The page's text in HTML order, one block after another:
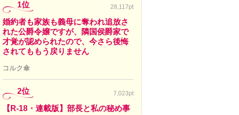
1位 28,117pt
婚約者も家族も義母に奪われ追放さ
れた公爵令嬢ですが、隣国侯爵家で
才覚が認められたので、今さら後悔
されてももう戻りません
コルク傘
2位 7,023pt
【R-18・連載版】部長と私の秘め事